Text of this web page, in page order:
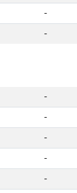
-
-
-
-
-
-
-